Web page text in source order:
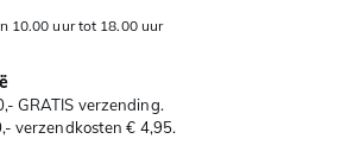
10.00 uur tot 18.00 uur
GRATIS verzending.
verzendkosten € 4,95.